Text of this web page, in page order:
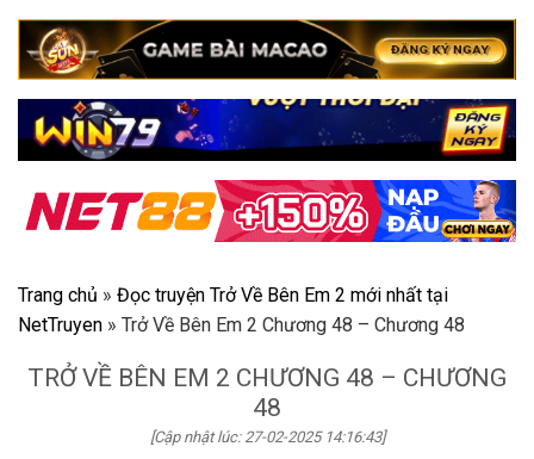
Trang chủ » Đọc truyện Trở Về Bên Em 2 mới nhất tại
NetTruyen » Trở Về Bên Em 2 Chương 48 – Chương 48
TRỞ VỀ BÊN EM 2 CHƯƠNG 48 – CHƯƠNG
48
[Cập nhật lúc: 27-02-2025 14:16:43]